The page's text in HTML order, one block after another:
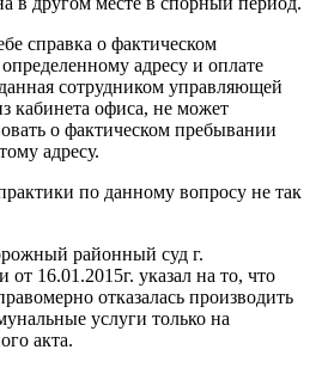
справка о фактическом
адресу и оплате
сотрудником управляющей
кабинета офиса, не может
о фактическом пребывании
адресу.
по данному вопросу не так
районный суд г.
16.01.2015г. указал на то, что
отказалась производить
услуги только на
акта.